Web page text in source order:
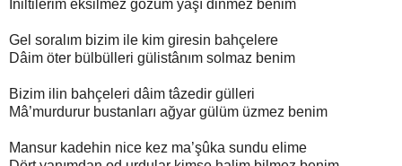
İniltilerim eksilmez gözüm yaşı dinmez benim
Gel soralım bizim ile kim giresin bahçelere
Dâim öter bülbülleri gülistânım solmaz benim
Bizim ilin bahçeleri dâim tâzedir gülleri
Mâ’murdurur bustanları ağyar gülüm üzmez benim
Mansur kadehin nice kez ma’şûka sundu elime